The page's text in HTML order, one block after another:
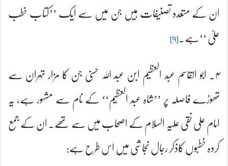
ان کے متعدد تصنیفات ہیں جن میں سے ایک ’’کتاب خطب
علیؑ ‘‘ہے۔[۹]
۴۔ ابو القاسم عبد العظیم ابن عبد اللہ حسنی جن کا مزار تہران سے
تھوڑے فاصلہ پر ’’شاہ عبد العظیم‘‘ کے نام سے مشہور ہے، یہ
امام علی نقی علیہ السلام کے اصحاب میں سے تھے۔ ان کے جمع
کردہ خطبوں کاذکر رجال نجاشی میں اس طرح ہے: